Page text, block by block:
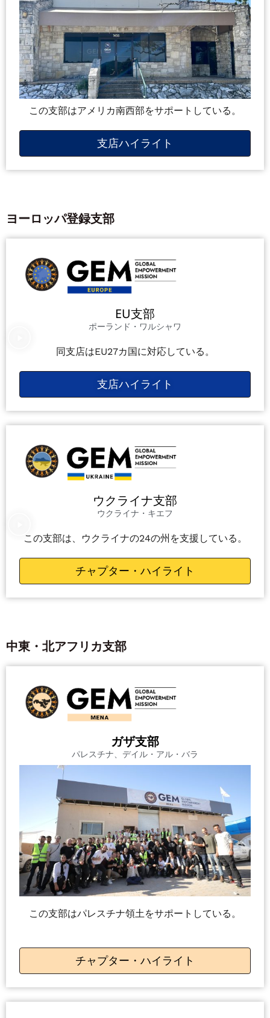
この支部はアメリカ南西部をサポートしている。
支店ハイライト
ヨーロッパ登録支部
EU支部
ポーランド・ワルシャワ
同支店はEU27カ国に対応している。
支店ハイライト
ウクライナ支部
ウクライナ・キエフ
この支部は、ウクライナの24の州を支援している。
チャプター・ハイライト
中東・北アフリカ支部
ガザ支部
パレスチナ、デイル・アル・バラ
この支部はパレスチナ領土をサポートしている。
チャプター・ハイライト